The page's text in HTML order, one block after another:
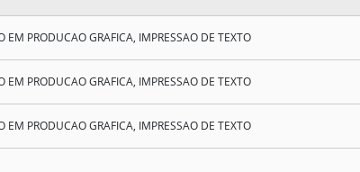
EM PRODUCAO GRAFICA, IMPRESSAO DE TEXTO
EM PRODUCAO GRAFICA, IMPRESSAO DE TEXTO
EM PRODUCAO GRAFICA, IMPRESSAO DE TEXTO